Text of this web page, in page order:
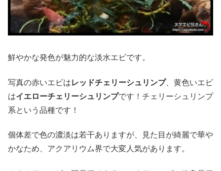
鮮やかな発色が魅力的な淡水エビです。
写真の赤いエビはレッドチェリーシュリンプ、黄色いエビ
はイエローチェリーシュリンプです！チェリーシュリンプ
系という品種です！
個体差で色の濃淡は若干ありますが、見た目が綺麗で華や
かなため、アクアリウム界で大変人気があります。